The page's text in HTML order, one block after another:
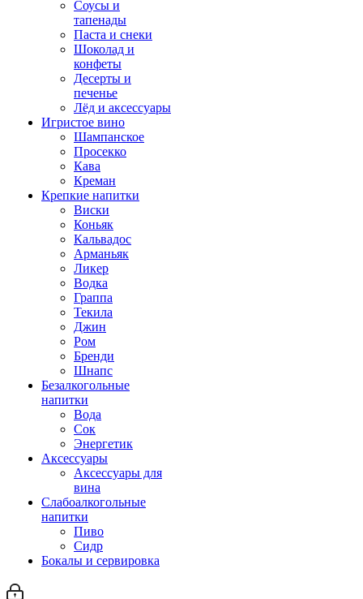
Соусы и
тапенады
Паста и снеки
Шоколад и
конфеты
Десерты и
печенье
Лёд и аксессуары
Игристое вино
Шампанское
Просекко
Кава
Креман
Крепкие напитки
Виски
Коньяк
Кальвадос
Арманьяк
Ликер
Водка
Граппа
Текила
Джин
Ром
Бренди
Шнапс
Безалкогольные
напитки
Вода
Сок
Энергетик
Аксессуары
Аксессуары для
вина
Слабоалкогольные
напитки
Пиво
Сидр
Бокалы и сервировка